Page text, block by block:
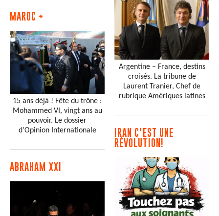
MAROC +
15 ans déjà ! Fête du trône :
Mohammed VI, vingt ans au
pouvoir. Le dossier
d'Opinion Internationale
ABRAHAM XXI
Argentine – France, destins
croisés. La tribune de
Laurent Tranier, Chef de
rubrique Amériques latines
IRAN C'EST UNE
RÉVOLUTION!